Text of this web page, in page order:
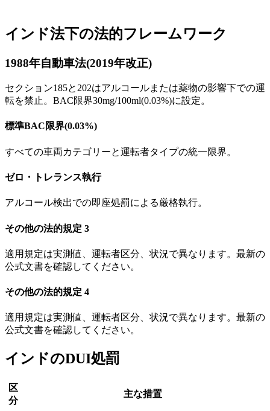
インド法下の法的フレームワーク
1988年自動車法(2019年改正)
セクション185と202はアルコールまたは薬物の影響下での運
転を禁止。BAC限界30mg/100ml(0.03%)に設定。
標準BAC限界(0.03%)
すべての車両カテゴリーと運転者タイプの統一限界。
ゼロ・トレランス執行
アルコール検出での即座処罰による厳格執行。
その他の法的規定 3
適用規定は実測値、運転者区分、状況で異なります。最新の
公式文書を確認してください。
その他の法的規定 4
適用規定は実測値、運転者区分、状況で異なります。最新の
公式文書を確認してください。
インドのDUI処罰
区
分
主な措置